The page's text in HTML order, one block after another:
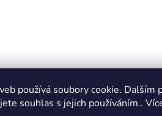
používá soubory cookie. Dalším
souhlas s jejich používáním..